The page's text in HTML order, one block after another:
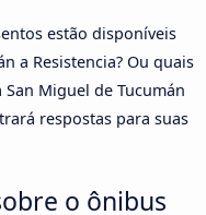
estão disponíveis
a Resistencia? Ou quais
Miguel de Tucumán
respostas para suas
o ônibus